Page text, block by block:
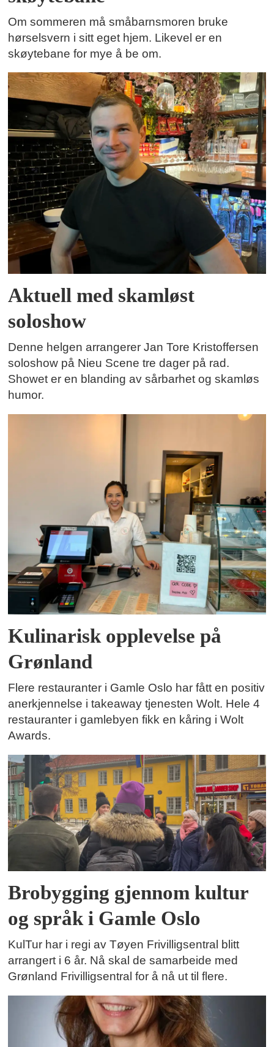
Om sommeren må småbarnsmoren bruke
hørselsvern i sitt eget hjem. Likevel er en
skøytebane for mye å be om.
Aktuell med skamløst
soloshow
Denne helgen arrangerer Jan Tore Kristoffersen
soloshow på Nieu Scene tre dager på rad.
Showet er en blanding av sårbarhet og skamløs
humor.
Kulinarisk opplevelse på
Grønland
Flere restauranter i Gamle Oslo har fått en positiv
anerkjennelse i takeaway tjenesten Wolt. Hele 4
restauranter i gamlebyen fikk en kåring i Wolt
Awards.
Brobygging gjennom kultur
og språk i Gamle Oslo
KulTur har i regi av Tøyen Frivilligsentral blitt
arrangert i 6 år. Nå skal de samarbeide med
Grønland Frivilligsentral for å nå ut til flere.